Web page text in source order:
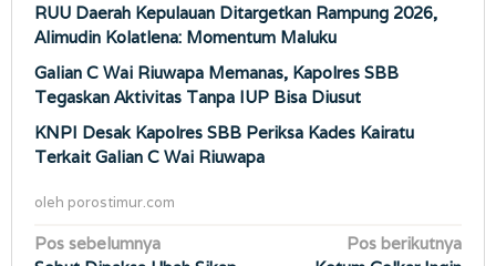
RUU Daerah Kepulauan Ditargetkan Rampung 2026,
Alimudin Kolatlena: Momentum Maluku
Galian C Wai Riuwapa Memanas, Kapolres SBB
Tegaskan Aktivitas Tanpa IUP Bisa Diusut
KNPI Desak Kapolres SBB Periksa Kades Kairatu
Terkait Galian C Wai Riuwapa
oleh porostimur.com
Navigasi
Pos sebelumnya
Pos berikutnya